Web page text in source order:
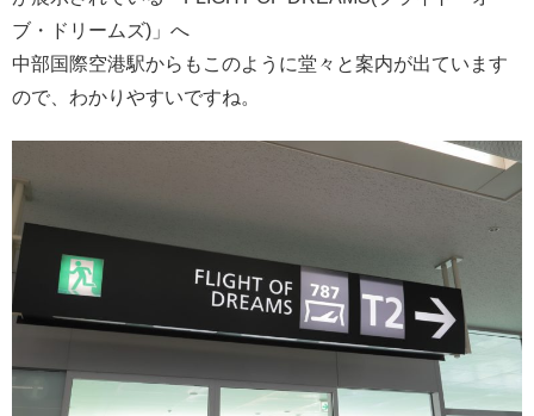
ブ・ドリームズ)」へ
中部国際空港駅からもこのように堂々と案内が出ています
ので、わかりやすいですね。